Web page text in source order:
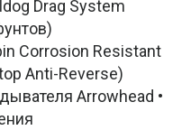
Drag System
Corrosion Resistant
Anti-Reverse)
Arrowhead •